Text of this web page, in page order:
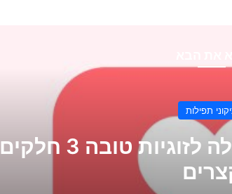
תפילות
תפילה לאהבה + תפילה לזוגיות טובה 3 חלקים